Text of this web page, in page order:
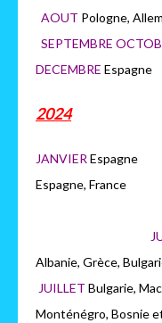
AOUT Pologne,
SEPTEMBRE
DECEMBRE Espagne
2024
JANVIER
Espagne,
Albanie,
JUILLET Bulgarie,
Monténégro,